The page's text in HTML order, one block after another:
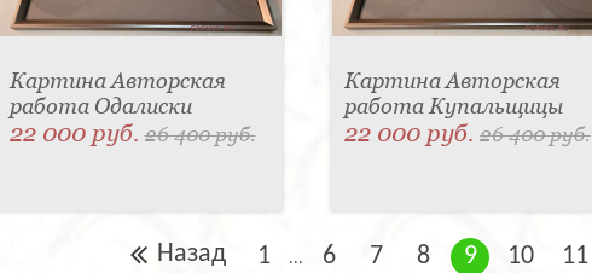
Картина Авторская
работа Одалиски
22 000 руб.26 400 руб.
Картина Авторская
работа Купальщицы
22 000 руб. 26 400 руб.
Назад 1 ... 6 7 8 9 10 11